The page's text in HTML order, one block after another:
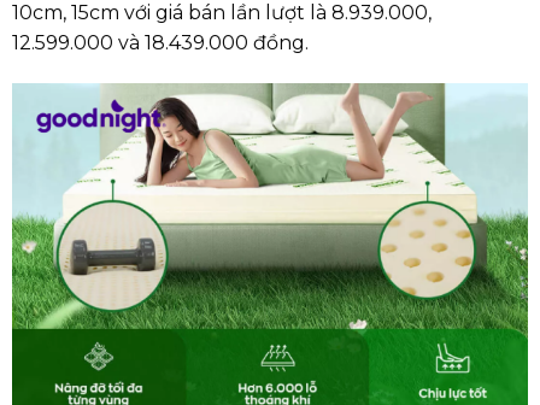
10cm, 15cm với giá bán lần lượt là 8.939.000,
12.599.000 và 18.439.000 đồng.